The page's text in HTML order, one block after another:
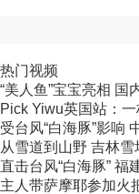
热门视频
“美人鱼”宝宝亮相 国
Pick Yiwu英国站：一
受台风“白海豚”影响
从雪道到山野 吉林
直击台风“白海豚” 福
主人带萨摩耶参加火